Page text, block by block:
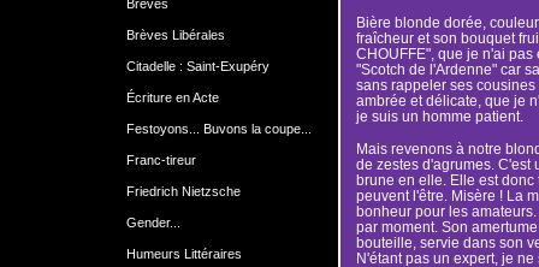
Brèves
Brèves Libérales
Citadelle : Saint-Exupéry
Écriture en Acte
Festoyons... Buvons la coupe...
Franc-tireur
Friedrich Nietzsche
Gender...
Humeurs Littéraires
Bière blonde dorée,
fraîcheur et son bouquet
CHOUFFE", que je n'ai
"Scotch de l'Ardenne" car
sans rappeler ses
ambrée et délicate, que je
je suis un homme patient.
Mais revenons à notre
de zestes d'agrumes.
brune en elle. Elle est donc
peuvent l'être. Misère ! La
bonheur pour les
par moment. Son
bouteille, servie dans son
N'étant pas un expert, je